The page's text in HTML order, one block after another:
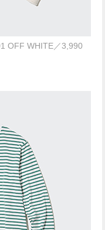
OFF WHITE／3,990